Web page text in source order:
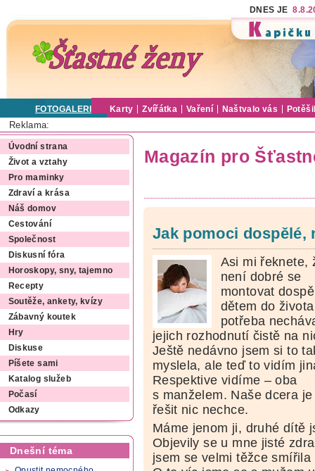
DNES JE
FOTOGALERIE Karty Zvířátka Vaření Naštvalo vás
Reklama:
Úvodní strana
Život a vztahy
Pro maminky
Zdraví a krása
Náš domov
Cestování
Společnost
Diskusní fóra
Horoskopy, sny, tajemno
Recepty
Soutěže, ankety, kvízy
Zábavný koutek
Hry
Diskuse
Píšete sami
Katalog služeb
Počasí
Odkazy
Dnešní téma
Magazín pro
Jak pomoci dospělé,
Asi mi řeknete,
není dobré se
montovat
dětem do
potřeba
jejich rozhodnutí čistě na
Ještě nedávno jsem si to
myslela, ale teď to vidím
Respektive vidíme – oba
s manželem. Naše dcera
řešit nic nechce.
Máme jenom ji, druhé dítě
Objevily se u mne jisté
jsem se velmi těžce